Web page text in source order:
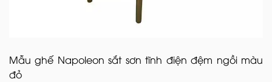
Mẫu ghế Napoleon sắt sơn tĩnh điện đệm ngồi màu
đỏ